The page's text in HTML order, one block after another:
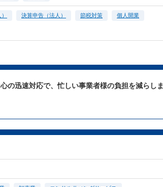
決算申告（法人） 節税対策 個人開業
の迅速対応で、忙しい事業者様の負担を減らしま